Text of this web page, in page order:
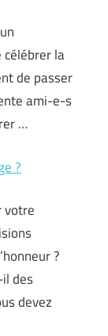
la
de passer
ami-e-s
…
?
votre
?
des
devez